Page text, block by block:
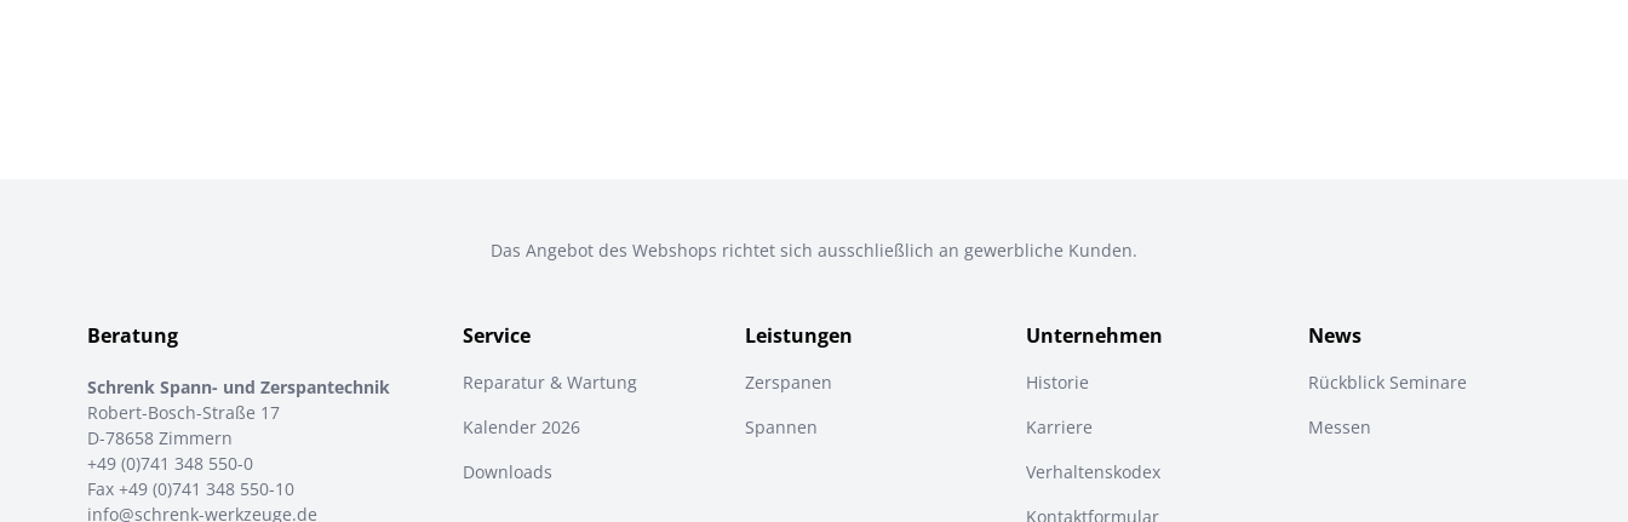
Das Angebot des Webshops richtet sich ausschließlich an gewerbliche Kunden.
Beratung
Schrenk Spann- und Zerspantechnik
Robert-Bosch-Straße 17
D-78658 Zimmern
+49 (0)741 348 550-0
Fax +49 (0)741 348 550-10
info@schrenk-werkzeuge.de
Service
Reparatur & Wartung
Kalender 2026
Downloads
Leistungen
Zerspanen
Spannen
Unternehmen
Historie
Karriere
Verhaltenskodex
Kontaktformular
News
Rückblick Seminare
Messen